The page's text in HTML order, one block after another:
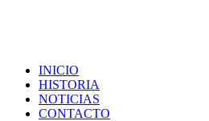
INICIO
HISTORIA
NOTICIAS
CONTACTO